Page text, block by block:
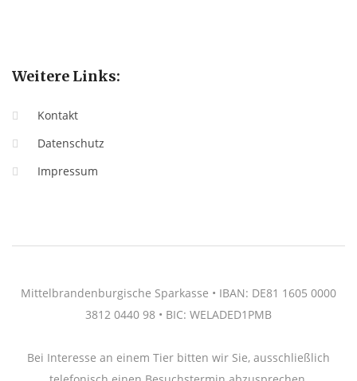
Weitere Links:
Kontakt
Datenschutz
Impressum
Mittelbrandenburgische Sparkasse • IBAN: DE81 1605 0000
3812 0440 98 • BIC: WELADED1PMB
Bei Interesse an einem Tier bitten wir Sie, ausschließlich